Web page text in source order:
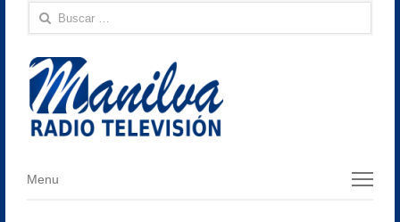
Buscar:
Menu
Menu